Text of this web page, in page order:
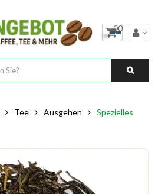
00
Tee Ausgehen
Spezielles